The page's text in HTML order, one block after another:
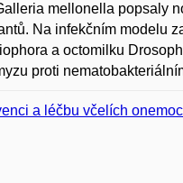
mellonella popsaly
Na infekčním modelu
a octomilku
proti
a léčbu včelích